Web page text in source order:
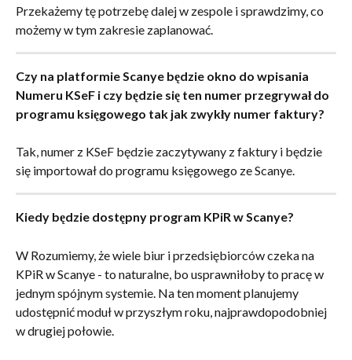
Przekażemy tę potrzebę dalej w zespole i sprawdzimy, co
możemy w tym zakresie zaplanować.
Czy na platformie Scanye będzie okno do wpisania
Numeru KSeF i czy będzie się ten numer przegrywał do
programu księgowego tak jak zwykły numer faktury?
Tak, numer z KSeF będzie zaczytywany z faktury i będzie
się importował do programu księgowego ze Scanye.
Kiedy będzie dostępny program KPiR w Scanye?
W Rozumiemy, że wiele biur i przedsiębiorców czeka na
KPiR w Scanye - to naturalne, bo usprawniłoby to pracę w
jednym spójnym systemie. Na ten moment planujemy
udostępnić moduł w przyszłym roku, najprawdopodobniej
w drugiej połowie.